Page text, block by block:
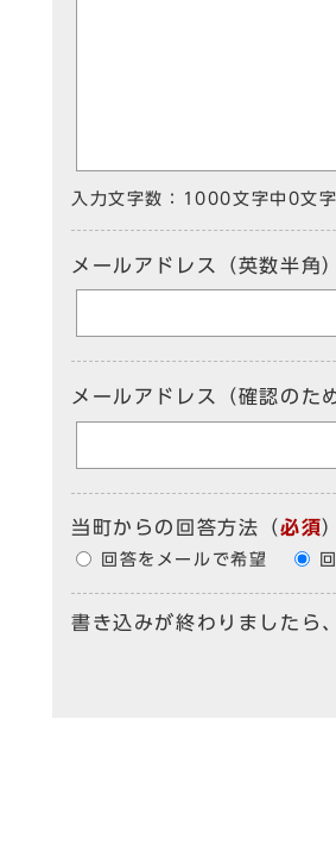
入力文字数： 1000文字中 0文字
メールアドレス（英数半角）
メールアドレス（確認のた
当町からの回答方法 （必須）
回答をメールで希望
書き込みが終わりましたら